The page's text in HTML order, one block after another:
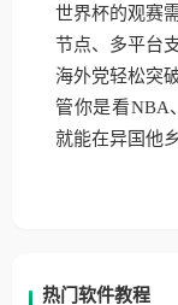
世界杯的观赛
节点、多平台
海外党轻松突
管你是看NBA
就能在异国他
热门软件教程